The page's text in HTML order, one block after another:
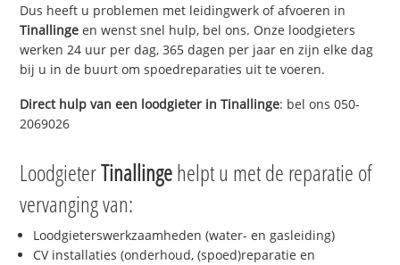
Dus heeft u problemen met leidingwerk of afvoeren in
Tinallinge en wenst snel hulp, bel ons. Onze loodgieters
werken 24 uur per dag, 365 dagen per jaar en zijn elke dag
bij u in de buurt om spoedreparaties uit te voeren.
Direct hulp van een loodgieter inTinallinge: bel ons 050-
2069026
LoodgieterTinallingehelpt u met de reparatie of
vervanging van:
Loodgieterswerkzaamheden (water- en gasleiding)
CV installaties (onderhoud, (spoed)reparatie en